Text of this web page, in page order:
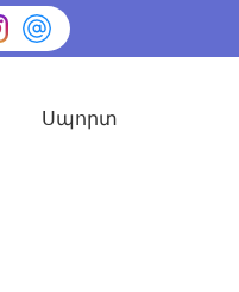
Սպորտ